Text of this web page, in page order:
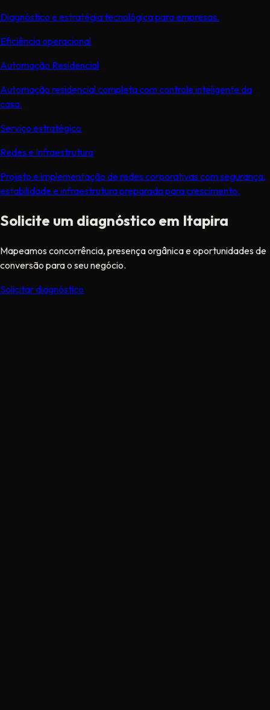
Diagnóstico e estratégia tecnológica para empresas.
Eficiência operacional
Automação Residencial
Automação residencial completa com controle inteligente da
casa.
Serviço estratégico
Redes e Infraestrutura
Projeto e implementação de redes corporativas com segurança,
estabilidade e infraestrutura preparada para crescimento.
Solicite um diagnóstico em Itapira
Mapeamos concorrência, presença orgânica e oportunidades de
conversão para o seu negócio.
Solicitar diagnóstico